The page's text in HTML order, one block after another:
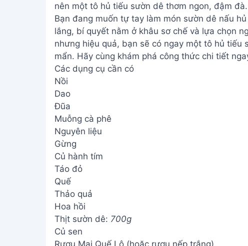
nên một tô hủ tiếu sườn dê thơm ngon, đậm đà.
Bạn đang muốn tự tay làm món sườn dê nấu
lắng, bí quyết nằm ở khâu sơ chế và lựa chọn
nhưng hiệu quả, bạn sẽ có ngay một tô hủ tiếu
mẩn. Hãy cùng khám phá công thức chi tiết
Các dụng cụ cần có
Nồi
Dao
Đũa
Muỗng cà phê
Nguyên liệu
Gừng
Củ hành tím
Táo đỏ
Quế
Thảo quả
Hoa hồi
Thịt sườn dê: 700g
Củ sen
Rượu Mai Quế Lộ (hoặc rượu nếp trắng)